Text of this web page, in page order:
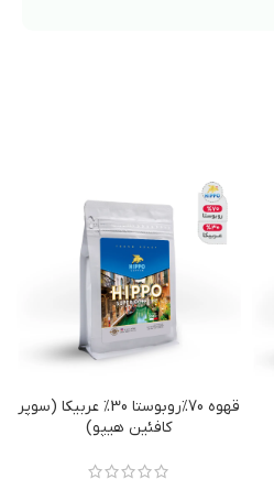
قهوه 70%روبوستا 30% عربیکا (سوپر
کافئین هیپو)